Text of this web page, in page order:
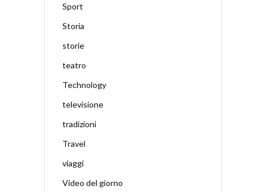
Sport
Storia
storie
teatro
Technology
televisione
tradizioni
Travel
viaggi
Video del giorno